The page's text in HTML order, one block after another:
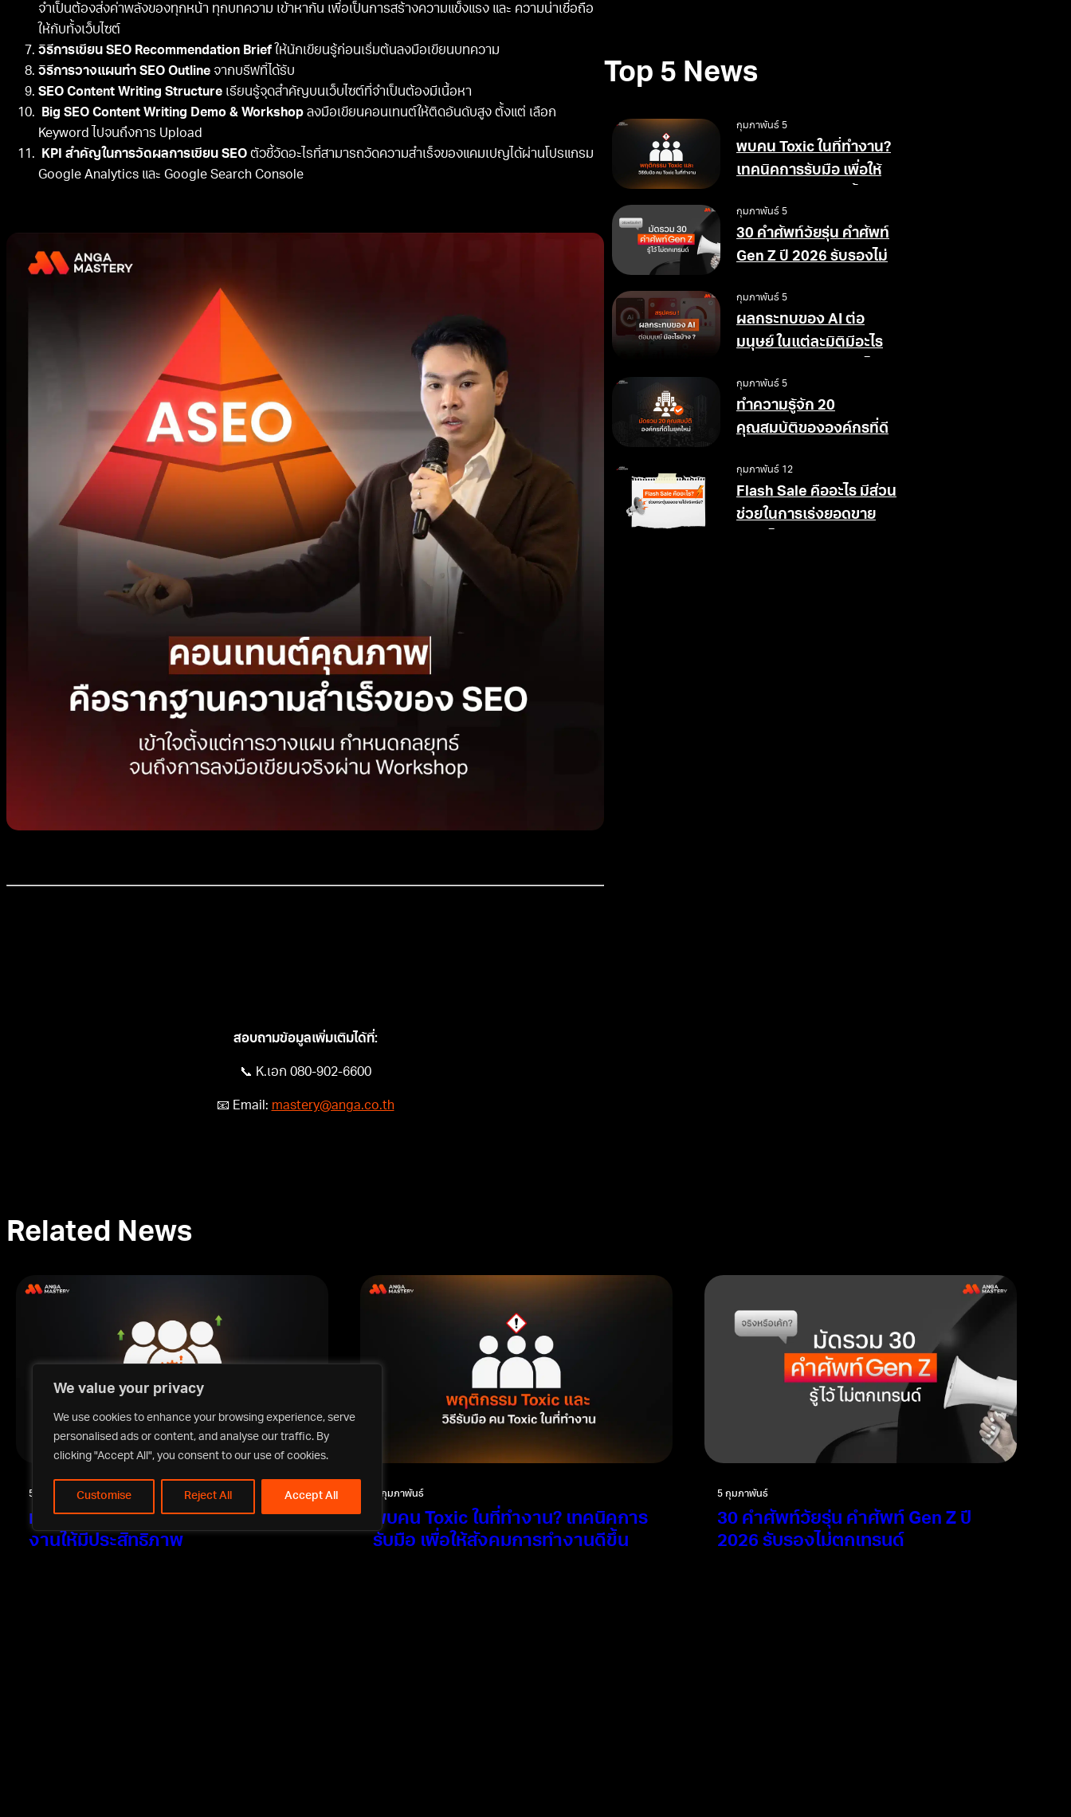
We value your privacy
We use cookies to enhance your browsing experience, serve
personalised ads or content, and analyse our traffic. By
clicking "Accept All", you consent to our use of cookies.
Customise Reject All Accept All
จำเป็นต้องส่งค่าพลังของทุกหน้า ทุกบทความ เข้าหากัน เพื่อเป็นการสร้างความแข็งแรง และ ความน่าเชื่อถือ
ให้กับทั้งเว็บไซต์
วิธีการเขียน SEO Recommendation Brief ให้นักเขียนรู้ก่อนเริ่มต้นลงมือเขียนบทความ
วิธีการวางแผนทำ SEO Outline จากบรีฟที่ได้รับ
SEO Content Writing Structure เรียนรู้จุดสำคัญบนเว็บไซต์ที่จำเป็นต้องมีเนื้อหา
Big SEO Content Writing Demo & Workshop ลงมือเขียนคอนเทนต์ให้ติดอันดับสูง ตั้งแต่ เลือก
Keyword ไปจนถึงการ Upload
KPI สำคัญในการวัดผลการเขียน SEO ตัวชี้วัดอะไรที่สามารถวัดความสำเร็จของแคมเปญได้ผ่านโปรแกรม
Google Analytics และ Google Search Console
สอบถามข้อมูลเพิ่มเติมได้ที่:
📞 K.เอก 080-902-6600
📧 Email: mastery@anga.co.th
Top 5 News
กุมภาพันธ์ 5
พบคน Toxic ในที่ทำงาน?
เทคนิคการรับมือ เพื่อให้
กุมภาพันธ์ 5
30 คำศัพท์วัยรุ่น คำศัพท์
Gen Z ปี 2026 รับรองไม่
กุมภาพันธ์ 5
ผลกระทบของ AI ต่อ
มนุษย์ ในแต่ละมิติมีอะไร
กุมภาพันธ์ 5
ทำความรู้จัก 20
คุณสมบัติขององค์กรที่ดี
กุมภาพันธ์ 12
Flash Sale คืออะไร มีส่วน
ช่วยในการเร่งยอดขาย
Related News
5 กุมภาพันธ์
มัดรวมมาให้แล้ว! 20 วิธีการพัฒนาทีม
งานให้มีประสิทธิภาพ
5 กุมภาพันธ์
พบคน Toxic ในที่ทำงาน? เทคนิคการ
รับมือ เพื่อให้สังคมการทำงานดีขึ้น
5 กุมภาพันธ์
30 คำศัพท์วัยรุ่น คำศัพท์ Gen Z ปี
2026 รับรองไม่ตกเทรนด์